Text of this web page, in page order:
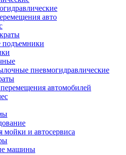
авто
подъемники
пневмогидравлические
автомобилей
мойки и автосервиса
машины